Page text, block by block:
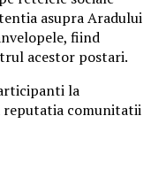
asupra Aradului
fiind
acestor postari.
la
reputatia comunitatii